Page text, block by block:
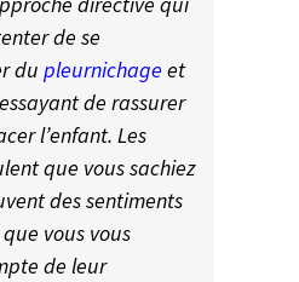
de se
du pleurnichage et
de rassurer
l’enfant. Les
que vous sachiez
des sentiments
vous vous
de leur